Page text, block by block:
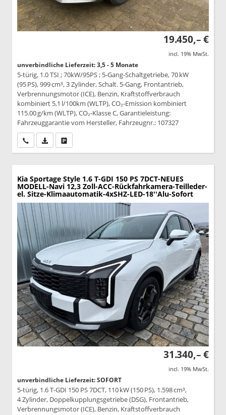
19.450,– €
incl. 19% MwSt.
unverbindliche Lieferzeit: 3,5 - 5 Monate
5-türig, 1.0 TSI ; 70kW/95PS ; 5-Gang-Schaltgetriebe, 70 kW
(95 PS), 999 cm³, 3 Zylinder, Schalt. 5-Gang, Frontantrieb,
Verbrennungsmotor (ICE), Benzin, Kraftstoffverbrauch
kombiniert 5,1 l/100km (WLTP), CO₂-Emission kombiniert
115.00 g/km (WLTP), CO₂-Klasse C, Garantieleistung:
Fahrzeuggarantie vom Hersteller, Fahrzeugnr.: 107327
Wir rufen Sie anPDF-Datei, Fahrzeugexposé drucken
Kia Sportage Style 1.6 T-GDI 150 PS 7DCT-NEUES
MODELL-Navi 12,3 Zoll-ACC-Rückfahrkamera-Teilleder-
el. Sitze-Klimaautomatik-4xSHZ-LED-18''Alu-Sofort
31.340,– €
incl. 19% MwSt.
unverbindliche Lieferzeit: SOFORT
5-türig, 1.6 T-GDI 150 PS 7DCT, 110 kW (150 PS), 1.598 cm³,
4 Zylinder, Doppelkupplungsgetriebe (DSG), Frontantrieb,
Verbrennungsmotor (ICE), Benzin, Kraftstoffverbrauch